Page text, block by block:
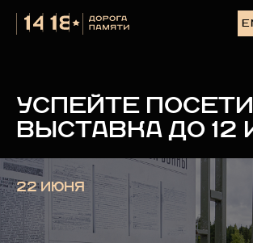
УСПЕЙТЕ
ВЫСТАВКА ДО 12
22 ИЮНЯ